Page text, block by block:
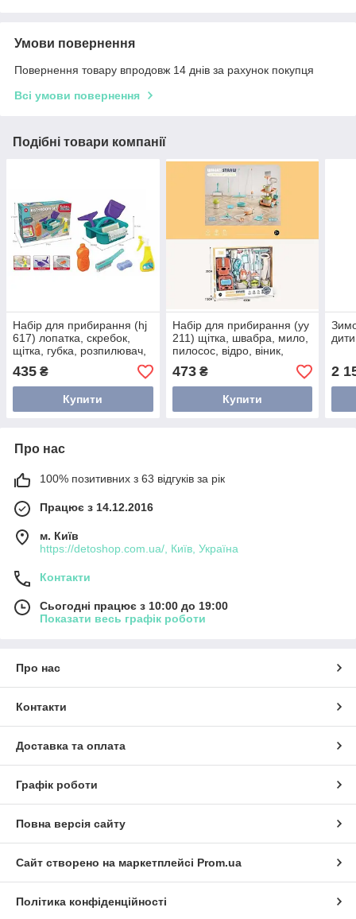
Умови повернення
Повернення товару впродовж 14 днів за рахунок покупця
Всі умови повернення
Подібні товари компанії
Набір для прибирання (hj
617) лопатка, скребок,
щітка, губка, розпилювач,
пляшечка для мийного
засобу та мило, у коробці
435 ₴
Купити
Набір для прибирання (yy
211) щітка, швабра, мило,
пилосос, відро, віник,
совок, валик, у коробці
473₴
Купити
2
Про нас
100% позитивних з 63 відгуків за рік
Працює з 14.12.2016
м. Київ
https://detoshop.com.ua/, Київ, Україна
Контакти
Сьогодні працює з 10:00 до 19:00
Показати весь графік роботи
Про нас
Контакти
Доставка та оплата
Графік роботи
Повна версія сайту
Сайт створено на маркетплейсі Prom.ua
Політика конфіденційності